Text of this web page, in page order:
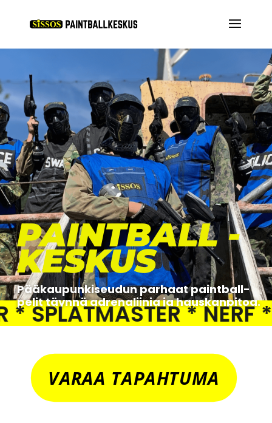
PAINTBALL -
KESKUS
Pääkaupunkiseudun parhaat paintball-
pelit täynnä adrenaliinia ja hauskanpitoa.
* NERF *
VARAA TAPAHTUMA